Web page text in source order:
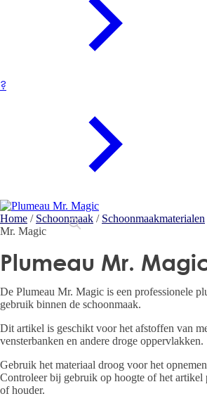
?
Home / Schoonmaak / Schoonmaakmaterialen
Mr. Magic
Plumeau Mr.
De Plumeau Mr. Magic is een professionele
gebruik binnen de schoonmaak.
Dit artikel is geschikt voor het afstoffen van
vensterbanken en andere droge oppervlakken.
Gebruik het materiaal droog voor het
Controleer bij gebruik op hoogte of het artikel
of houder.